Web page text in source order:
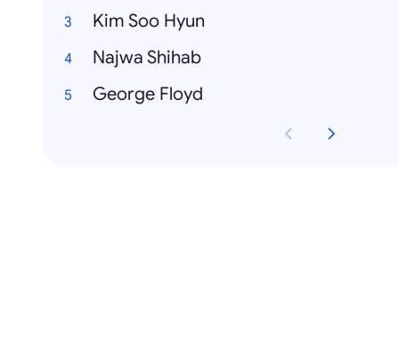
Kim Soo Hyun
Najwa Shihab
George Floyd